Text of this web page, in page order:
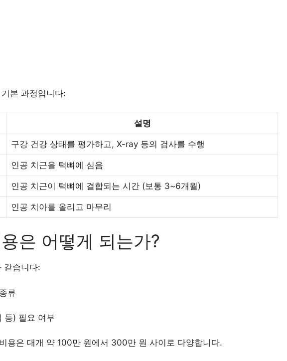
본 과정입니다:
설명
구강 건강 상태를 평가하고, X-ray 등의 검사를 수행
인공 치근을 턱뼈에 심음
인공 치근이 턱뼈에 결합되는 시간 (보통 3~6개월)
인공 치아를 올리고 마무리
은 어떻게 되는가?
같습니다:
류
등) 필요 여부
용은 대개 약 100만 원에서 300만 원 사이로 다양합니다.